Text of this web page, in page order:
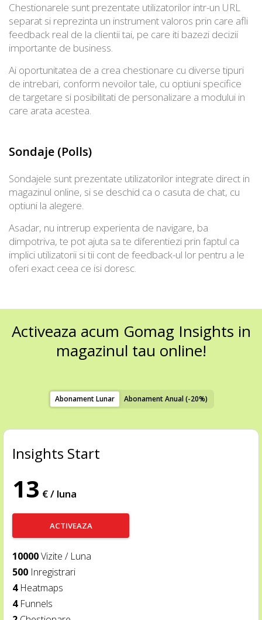
Chestionarele sunt prezentate utilizatorilor intr-un URL
separat si reprezinta un instrument valoros prin care afli
feedback real de la clientii tai, pe care iti bazezi decizii
importante de business.
Ai oportunitatea de a crea chestionare cu diverse tipuri
de intrebari, conform nevoilor tale, cu optiuni specifice
de targetare si posibilitati de personalizare a modului in
care arata acestea.
Sondaje (Polls)
Sondajele sunt prezentate utilizatorilor integrate direct in
magazinul online, si se deschid ca o casuta de chat, cu
optiuni la alegere.
Asadar, nu intrerup experienta de navigare, ba
dimpotriva, te pot ajuta sa te diferentiezi prin faptul ca
implici utilizatorii si tii cont de feedback-ul lor pentru a le
oferi exact ceea ce isi doresc.
Activeaza acum Gomag Insights in
magazinul tau online!
Abonament Lunar Abonament Anual (-20%)
Insights Start
13 € / luna
ACTIVEAZA
10000Vizite / Luna
500 Inregistrari
4Heatmaps
4Funnels